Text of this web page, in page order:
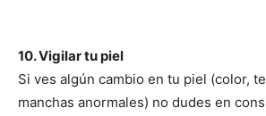
10. Vigilar tu piel
Si ves algún cambio en tu piel (color,
manchas anormales) no dudes en